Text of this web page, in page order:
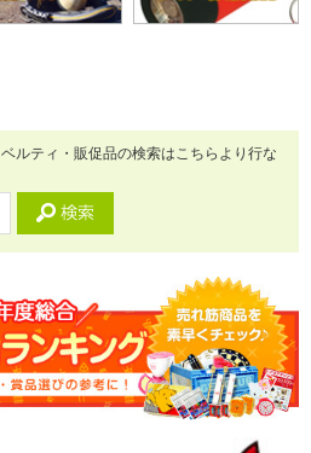
ルティ・販促品の検索はこちらより行な